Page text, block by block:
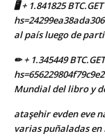
🖥 + 1.841825
al país luego de
✏ + 1.345449
Mundial del libro y
ataşehir evden eve
varias puñaladas en